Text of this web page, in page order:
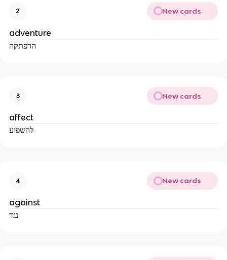
2 New cards
adventure
הרפתקה
3 New cards
affect
להשפיע
4 New cards
against
נגד